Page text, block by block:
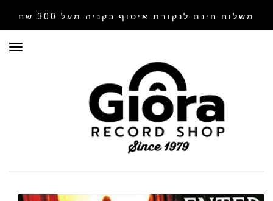
משלוח חינם לנקודת איסוף בקניה מעל 300 שח